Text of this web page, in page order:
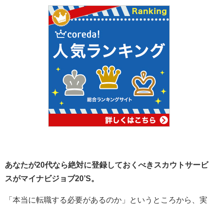
あなたが20代なら絶対に登録しておくべきスカウトサービ
スがマイナビジョブ20’S。
「本当に転職する必要があるのか」というところから、実